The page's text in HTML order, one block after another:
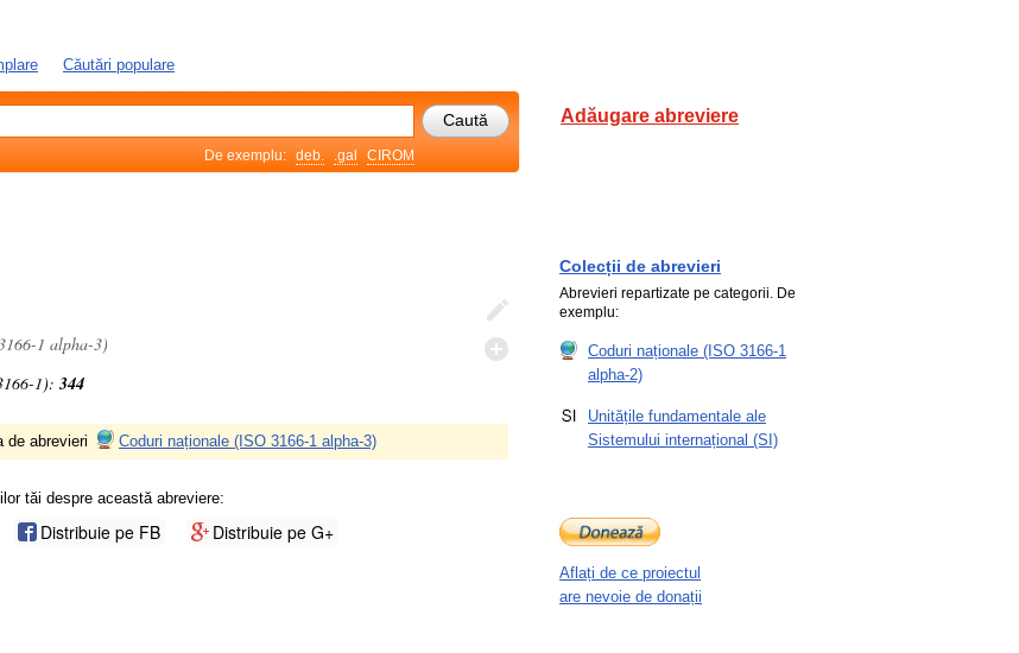
Căutări populare
De exemplu: deb. .gal CIROM
Adăugare abreviere
1 alpha-3)
1): 344
de abrevieri Coduri naționale (ISO 3166-1 alpha-3)
tăi despre această abreviere:
Distribuie pe FB Distribuie pe G+
Colecții de abrevieri
Abrevieri repartizate pe categorii. De
exemplu:
Coduri naționale (ISO 3166-1
alpha-2)
Unitățile fundamentale ale
Sistemului internațional (SI)
Aflați de ce proiectul
are nevoie de donații